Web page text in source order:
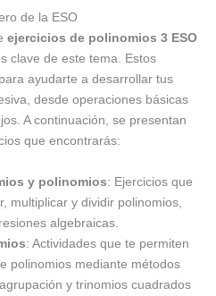
de la ESO
ejercicios de polinomios 3 ESO
clave de este tema. Estos
ayudarte a desarrollar tus
desde operaciones básicas
A continuación, se presentan
que encontrarás:
y polinomios: Ejercicios que
multiplicar y dividir polinomios,
algebraicas.
: Actividades que te permiten
polinomios mediante métodos
y trinomios cuadrados